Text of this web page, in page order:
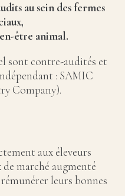
au sein des fermes
être animal.
sont contre-audités et
: SAMIC
Company).
aux éleveurs
marché augmenté
leurs bonnes